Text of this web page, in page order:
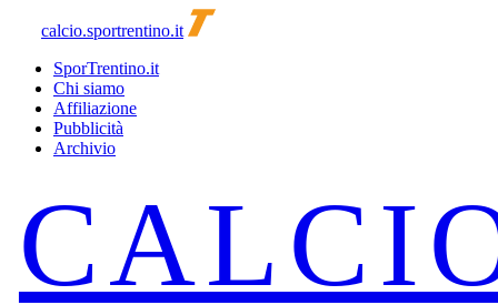
calcio.sportrentino.it
SporTrentino.it
Chi siamo
Affiliazione
Pubblicità
Archivio